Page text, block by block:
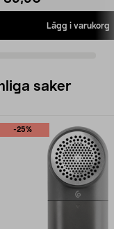
Lägg i varukorg
saker
-25%